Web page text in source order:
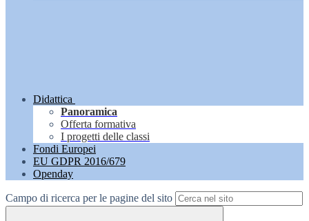
Didattica
Panoramica
Offerta formativa
I progetti delle classi
Fondi Europei
EU GDPR 2016/679
Openday
Campo di ricerca per le pagine del sito